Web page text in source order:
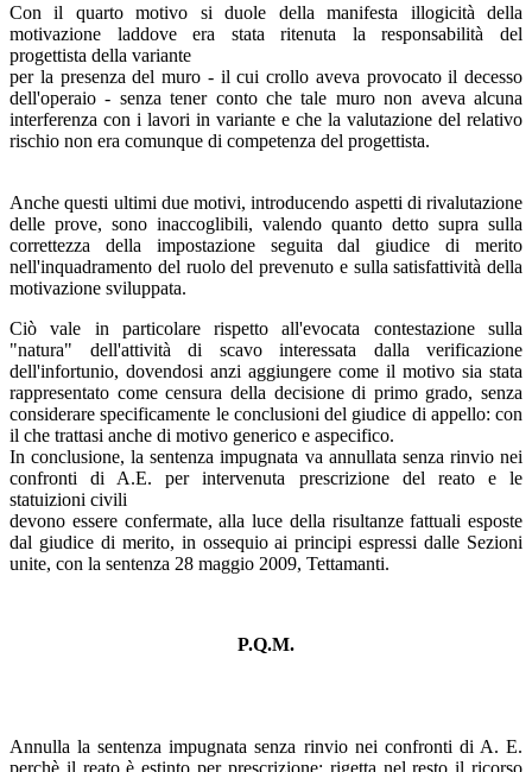
Con il quarto motivo si duole della manifesta illogicità della
motivazione laddove era stata ritenuta la responsabilità del
progettista della variante
per la presenza del muro - il cui crollo aveva provocato il decesso
dell'operaio - senza tener conto che tale muro non aveva alcuna
interferenza con i lavori in variante e che la valutazione del relativo
rischio non era comunque di competenza del progettista.
Anche questi ultimi due motivi, introducendo aspetti di rivalutazione
delle prove, sono inaccoglibili, valendo quanto detto supra sulla
correttezza della impostazione seguita dal giudice di merito
nell'inquadramento del ruolo del prevenuto e sulla satisfattività della
motivazione sviluppata.
Ciò vale in particolare rispetto all'evocata contestazione sulla
"natura" dell'attività di scavo interessata dalla verificazione
dell'infortunio, dovendosi anzi aggiungere come il motivo sia stata
rappresentato come censura della decisione di primo grado, senza
considerare specificamente le conclusioni del giudice di appello: con
il che trattasi anche di motivo generico e aspecifico.
In conclusione, la sentenza impugnata va annullata senza rinvio nei
confronti di A.E. per intervenuta prescrizione del reato e le
statuizioni civili
devono essere confermate, alla luce della risultanze fattuali esposte
dal giudice di merito, in ossequio ai principi espressi dalle Sezioni
unite, con la sentenza 28 maggio 2009, Tettamanti.
P.Q.M.
Annulla la sentenza impugnata senza rinvio nei confronti di A. E.
perchè il reato è estinto per prescrizione; rigetta nel resto il ricorso